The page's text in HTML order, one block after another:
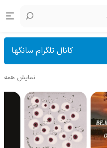
کانال تلگرام سانگها
نمایش همه